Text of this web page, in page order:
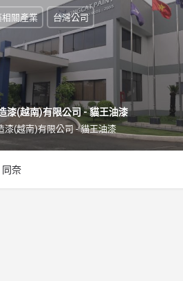
漆(越南)有限公司 - 貓王油漆
漆(越南)有限公司 - 貓王油漆
相關產業 台灣公司
同奈